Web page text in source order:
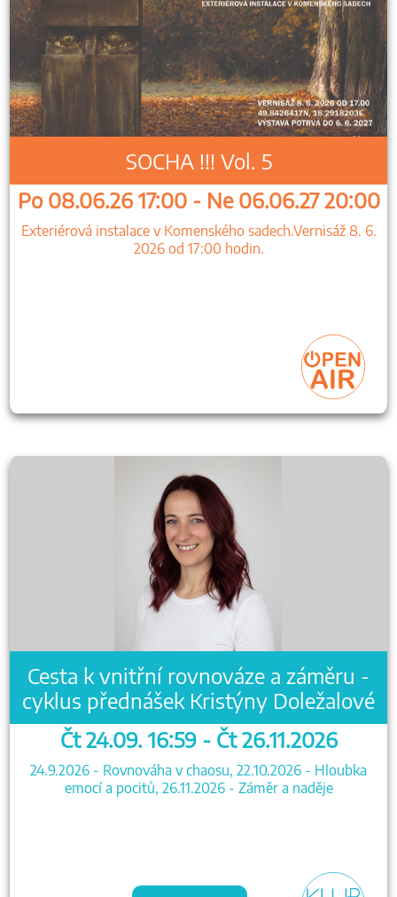
SOCHA !!! Vol. 5
Po 08.06.26 17:00 - Ne 06.06.27 20:00
Exteriérová instalace v Komenského sadech.Vernisáž 8. 6.
2026 od 17:00 hodin.
Cesta k vnitřní rovnováze a záměru -
cyklus přednášek Kristýny Doležalové
Čt 24.09. 16:59 - Čt 26.11.2026
24.9.2026 - Rovnováha v chaosu, 22.10.2026 - Hloubka
emocí a pocitů, 26.11.2026 - Záměr a naděje